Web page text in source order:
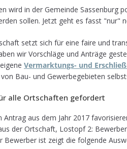
e
a
d
s
g
r
a
m
l n
wird in der Gemeinde Sas­sen­burg
sol­len. Jetzt geht es fasst "nur"
setzt sich für eine faire und
wir Vor­schläge und Anträge
Ver­mark­tungs- und
Bau- und Gewer­be­ge­bie­ten
alle Ort­schaf­ten gefordert
Antrag aus dem Jahr 2017
der Ort­schaft, Los­topf 2:
Bewer­ber ist zeigt die fol­gende